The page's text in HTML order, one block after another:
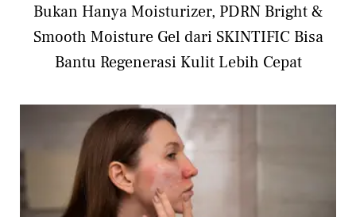
Bukan Hanya Moisturizer, PDRN Bright &
Smooth Moisture Gel dari SKINTIFIC Bisa
Bantu Regenerasi Kulit Lebih Cepat